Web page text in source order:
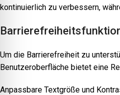
kontinuierlich zu verbessern,
Um die Barrierefreiheit zu
Benutzeroberfläche bietet eine
Anpassbare Textgröße und